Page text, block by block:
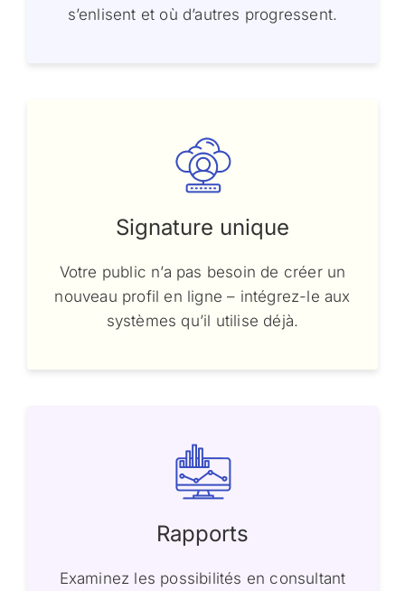
s’enlisent et où d’autres progressent.
Signature unique
Votre public n’a pas besoin de créer un
nouveau profil en ligne – intégrez-le aux
systèmes qu’il utilise déjà.
Rapports
Examinez les possibilités en consultant